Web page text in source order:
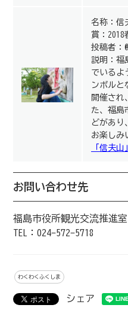
名称：信
賞：
投稿者：
説明：福
でいるよ
ンボルと
開催され
た、福島
どがあり
お楽しみ
「信夫
お問い合わせ先
福島市役所観光交流推進室
TEL：024-572-5718
わくわくふくしま
シェア